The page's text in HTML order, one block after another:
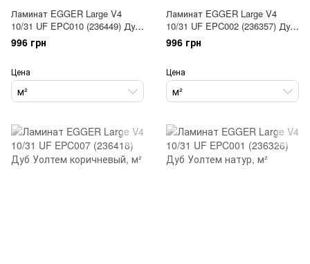
Ламинат EGGER Large V4
10/31 UF EPC010 (236449) Дуб
Беннетт темный
996 грн
Цена
м²
Ламинат EGGER Large V4
10/31 UF EPC002 (236357) Дуб
Уолтем белый
996 грн
Цена
м²